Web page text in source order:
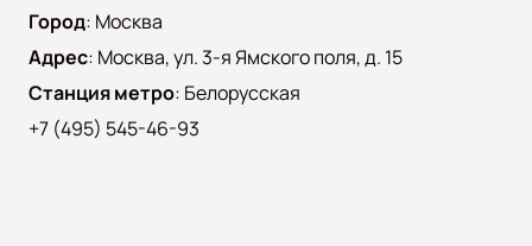
Город: Москва
Адрес: Моcква, ул. 3-я Ямского поля, д. 15
Станция метро: Белорусская
+7 (495) 545-46-93